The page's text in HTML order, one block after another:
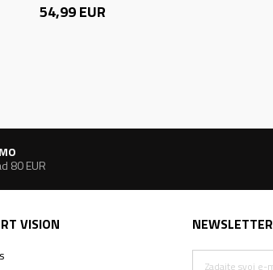
54,99EUR
80 EUR
VISION NEWSLETTER